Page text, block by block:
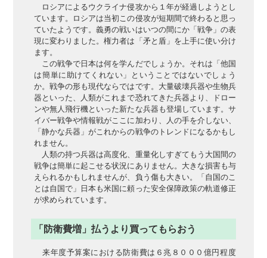
ロシアによるウクライナ侵攻から１年が経過しようとし
ています。ロシアは当初この侵攻が短期間で終わると思っ
ていたようです。義勇の戦いはいつの間にか「戦争」の表
現に変わりました。権力者は「矛と盾」を上手に使い分け
ます。
この戦争で日本は何を学んだでしょうか。それは「他国
は簡単に助けてくれない」ということではないでしょう
か。戦争の形も現代ならではです。大量破壊兵器や生物兵
器といった、人類がこれまで恐れてきた兵器より、ドロー
ンや無人飛行機といった新たな兵器も登場しています。サ
イバー戦争や情報戦がここに加わり、人の手を介しない、
「静かな兵器」がこれからの戦争のトレンドになるかもし
れません。
人類の持つ兵器は高度化、重量化しすぎてもう大国間の
戦争は簡単に起こせる状況にありません。大きな損害も与
えられるかもしれませんが、負う傷も大きい。「自国のこ
とは自国で」日本も米国に頼った安全保障政策の軌道修正
が求められています。
「防衛費増」払うより買ってもらおう
来年度予算案における防衛費は６兆８０００億円程度